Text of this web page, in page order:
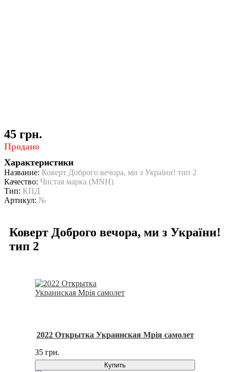
45 грн.
Продано
Характеристики
Название: Коверт Доброго вечора, ми з України! тип 2
Качество: Чистая марка (MNH)
Тип: КПД
Артикул: №
Коверт Доброго вечора, ми з України!
тип 2
2022 Открытка Украинская Мрія самолет
35 грн.
Купить